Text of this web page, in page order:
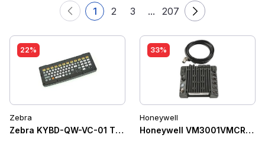
1 2 3 ... 207
22%
Zebra
Zebra KYBD-QW-VC-01 Tastaturen
33%
Honeywell
Honeywell